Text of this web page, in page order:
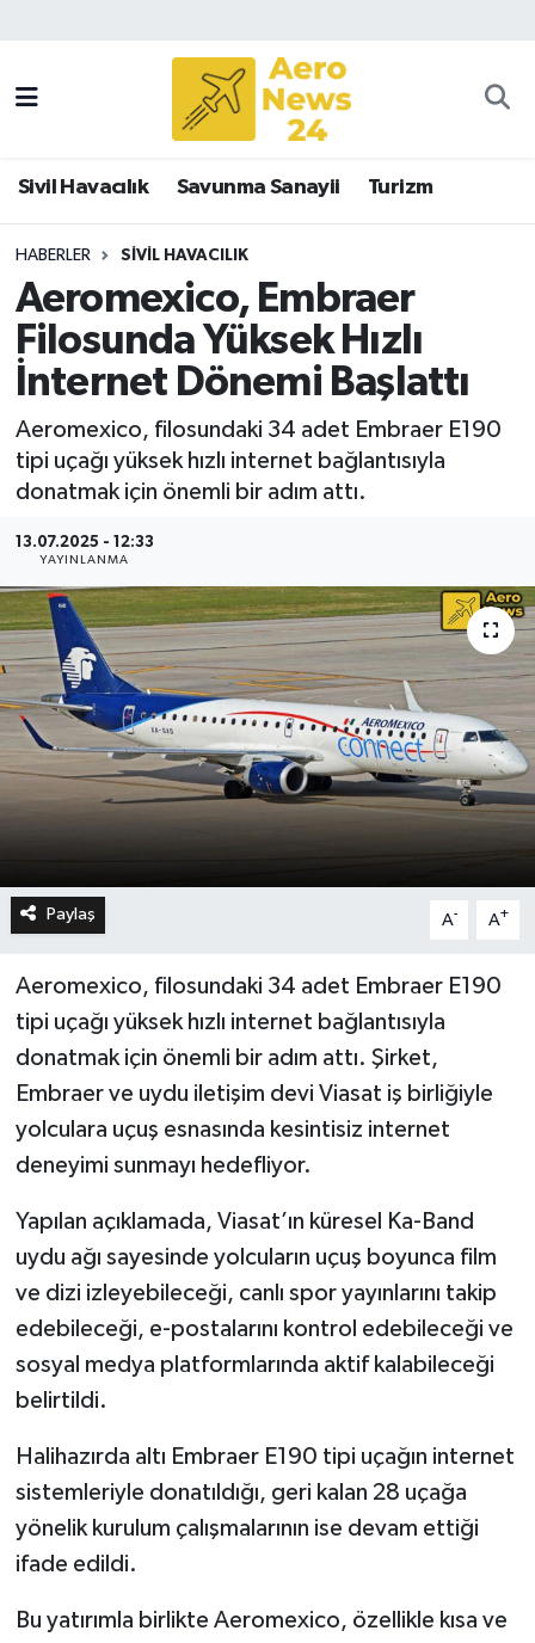
Sivil Havacılık Savunma Sanayii Turizm
HABERLER SIVIL HAVACILIK
Aeromexico, Embraer
Filosunda Yüksek Hızlı
İnternet Dönemi Başlattı
Aeromexico, filosundaki 34 adet Embraer E190
tipi uçağı yüksek hızlı internet bağlantısıyla
donatmak için önemli bir adım attı.
13.07.2025 - 12:33
YAYINLANMA
Paylaş A- A+
Aeromexico, filosundaki 34 adet Embraer E190
tipi uçağı yüksek hızlı internet bağlantısıyla
donatmak için önemli bir adım attı. Şirket,
Embraer ve uydu iletişim devi Viasat iş birliğiyle
yolculara uçuş esnasında kesintisiz internet
deneyimi sunmayı hedefliyor.
Yapılan açıklamada, Viasat’ın küresel Ka-Band
uydu ağı sayesinde yolcuların uçuş boyunca film
ve dizi izleyebileceği, canlı spor yayınlarını takip
edebileceği, e-postalarını kontrol edebileceği ve
sosyal medya platformlarında aktif kalabileceği
belirtildi.
Halihazırda altı Embraer E190 tipi uçağın internet
sistemleriyle donatıldığı, geri kalan 28 uçağa
yönelik kurulum çalışmalarının ise devam ettiği
ifade edildi.
Bu yatırımla birlikte Aeromexico, özellikle kısa ve